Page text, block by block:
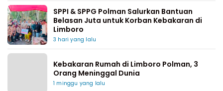
SPPI & SPPG Polman Salurkan Bantuan
Belasan Juta untuk Korban Kebakaran di
Limboro
3 hari yang lalu
Kebakaran Rumah di Limboro Polman, 3
Orang Meninggal Dunia
1 minggu yang lalu